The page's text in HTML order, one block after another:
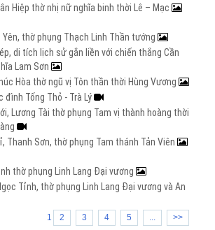
Hiệp thờ nhị nữ nghĩa binh thời Lê – Mạc
thờ phụng Thạch Linh Thần tướng
di tích lịch sử gắn liền với chiến thắng Cần
Lam Sơn
Hòa thờ ngũ vị Tôn thần thời Hùng Vương
Tống Thỏ - Trà Lý
Lương Tài thờ phụng Tam vị thành hoàng thời
Thanh Sơn, thờ phụng Tam thánh Tản Viên
thờ phụng Linh Lang Đại vương
Tỉnh, thờ phụng Linh Lang Đại vương và An
1 2 3 4 5 ... >>